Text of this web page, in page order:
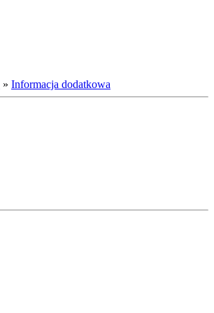
» Informacja dodatkowa